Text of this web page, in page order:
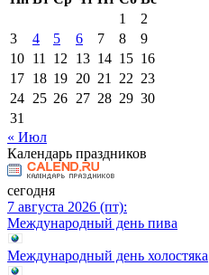
1
2
3
4 5 6 7 8
9
10 11 12 13 14 15 16
17 18 19 20 21 22 23
24 25 26 27 28 29 30
31
« Июл
Календарь праздников
сегодня
7 августа 2026 (пт):
Международный день пива
Международный день холостяка